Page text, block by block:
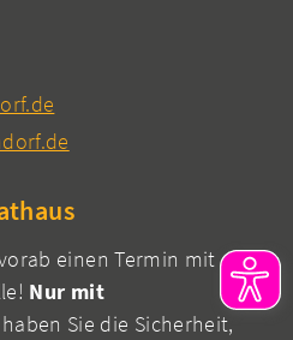
einen Termin mit
Nur mit
haben Sie die Sicherheit,